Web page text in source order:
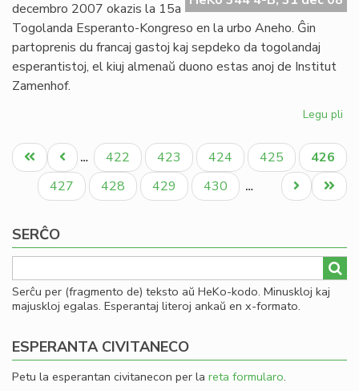
decembro 2007 okazis la 15a
Togolanda Esperanto-Kongreso en la urbo Aneho. Ĝin
partoprenis du francaj gastoj kaj sepdeko da togolandaj
esperantistoj, el kiuj almenaŭ duono estas anoj de Institut
Zamenhof.
Legu pli
Pagination
Unua
paĝo
Antaŭa
paĝo
… Paĝo
422 Paĝo
423 Paĝo
424 Paĝo
425
Aktuala
paĝo
426
Paĝo
427 Paĝo
428 Paĝo
429 Paĝo
430 …
Last
page
Next
page
SERĈO
Serĉu per (fragmento de) teksto aŭ HeKo-kodo. Minuskloj kaj
majuskloj egalas. Esperantaj literoj ankaŭ en x-formato.
ESPERANTA CIVITANECO
Petu la esperantan civitanecon per la reta formularo.